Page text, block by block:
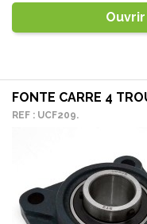
FONTE CARRE 4
REF : UCF209.